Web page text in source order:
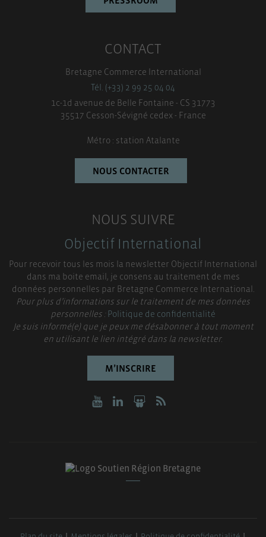
CONTACT
Bretagne Commerce International
Tél. (+33) 2 99 25 04 04
1c-1d avenue de Belle Fontaine - CS 31773
35517 Cesson-Sévigné cedex - France
Métro : station Atalante
NOUS CONTACTER
NOUS SUIVRE
Objectif International
Pour recevoir tous les mois la newsletter Objectif International
dans ma boite email, je consens au traitement de mes
données personnelles par Bretagne Commerce International.
Pour plus d’informations sur le traitement de mes données
personnelles :Politique de confidentialité
Je suis informé(e) que je peux me désabonner à tout moment
en utilisant le lien intégré dans la newsletter.
M’INSCRIRE